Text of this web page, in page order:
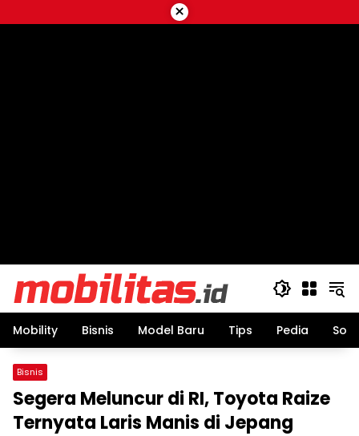
to
×
Mobility Bisnis Model Baru Tips Pedia
Bisnis
Segera Meluncur di RI, Toyota Raize
Ternyata Laris Manis di Jepang